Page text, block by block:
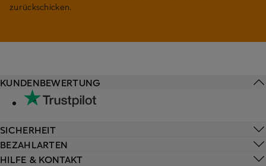
zurückschicken.
HILFE & KONTAKT
KUNDENBEWERTUNG
SICHERHEIT
BEZAHLARTEN